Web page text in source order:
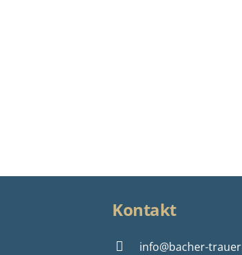
Kontakt
info@bacher-